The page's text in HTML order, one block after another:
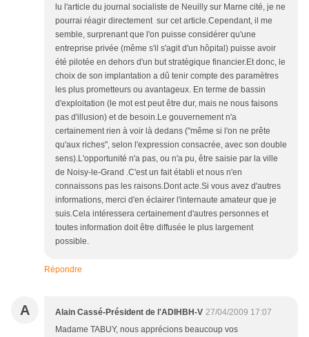
lu l'article du journal socialiste de Neuilly sur Marne cité, je ne
pourrai réagir directement sur cet article.Cependant, il me
semble, surprenant que l'on puisse considérer qu'une
entreprise privée (même s'il s'agit d'un hôpital) puisse avoir
été pilotée en dehors d'un but stratégique financier.Et donc, le
choix de son implantation a dû tenir compte des paramètres
les plus prometteurs ou avantageux. En terme de bassin
d'exploitation (le mot est peut être dur, mais ne nous faisons
pas d'illusion) et de besoin.Le gouvernement n'a
certainement rien à voir là dedans ("même si l'on ne prête
qu'aux riches", selon l'expression consacrée, avec son double
sens).L'opportunité n'a pas, ou n'a pu, être saisie par la ville
de Noisy-le-Grand .C'est un fait établi et nous n'en
connaissons pas les raisons.Dont acte.Si vous avez d'autres
informations, merci d'en éclairer l'internaute amateur que je
suis.Cela intéressera certainement d'autres personnes et
toutes information doit être diffusée le plus largement
possible.
Répondre
A Alain Cassé-Président de l'ADIHBH-V 27/04/2009 17:07
Madame TABUY, nous apprécions beaucoup vos